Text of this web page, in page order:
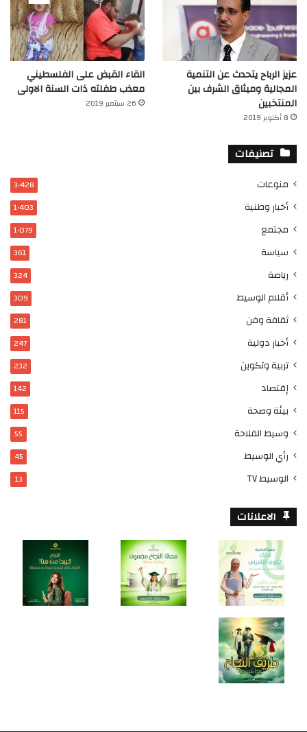
عزيز الرباح يتحدث عن التنمية
المجالية وميثاق الشرف بين
المنتخبين
8 أكتوبر 2019
القاء القبض على الفلسطيني
معذب طفلته ذات السنة الاولى
26 سبتمبر 2019
تصنيفات
منوعات 3٬428
أخبار وطنية 1٬403
مجتمع 1٬079
سياسة 361
رياضة 324
أقلام الوسيط 309
ثقافة وفن 281
أخبار دولية 247
تربية وتكوين 232
إقتصاد 142
بيئة وصحة 115
وسيط الفلاحة 55
رأي الوسيط 45
الوسيط TV 13
الاعلانات